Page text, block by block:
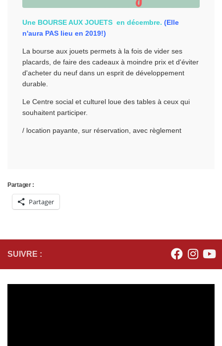
Une BOURSE AUX JOUETS en décembre. (Elle
n'aura PAS lieu en 2019!)
La bourse aux jouets permets à la fois de vider ses
placards, de faire des cadeaux à moindre prix et d'éviter
d'acheter du neuf dans un esprit de développement
durable.
Le Centre social et culturel loue des tables à ceux qui
souhaitent participer.
/ location payante, sur réservation, avec règlement
Partager :
Partager
SUIVRE :